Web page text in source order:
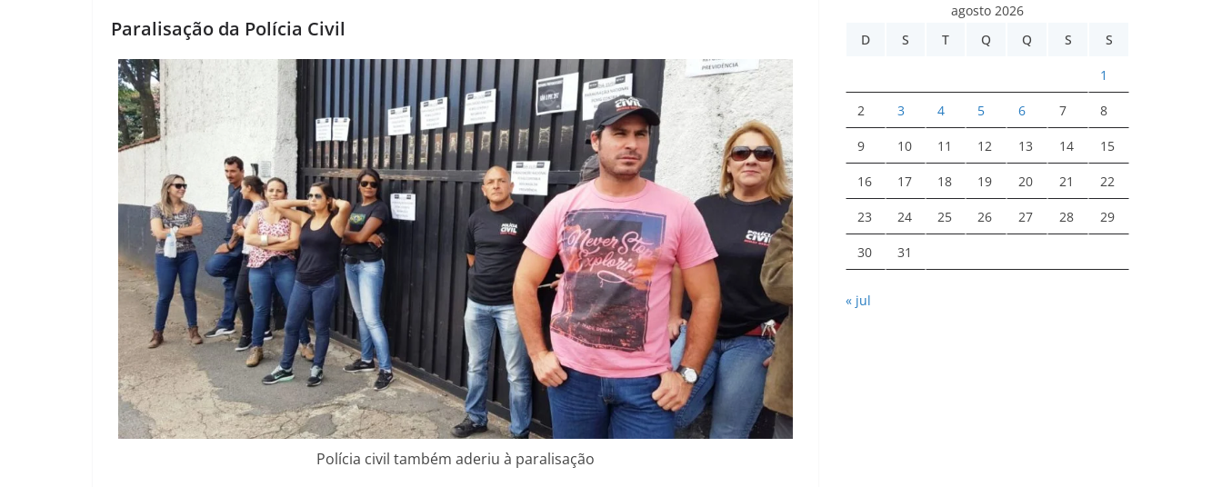
Paralisação da Polícia Civil
Polícia civil também aderiu à paralisação
agosto 2026
D
S T Q Q S S
1
2 3 4 5 6 7 8
9 10 11 12 13 14 15
16 17 18 19 20 21 22
23 24 25 26 27 28 29
30 31
« jul